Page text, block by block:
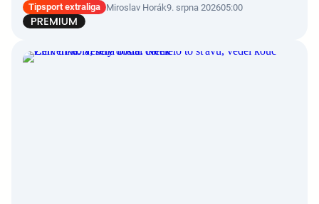
Tipsport extraliga Miroslav Horák9. srpna 202605:00